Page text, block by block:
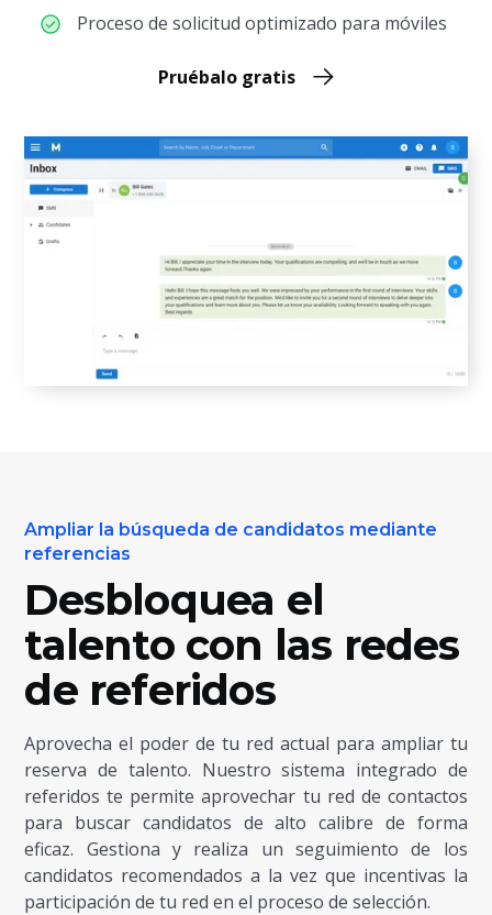
Proceso de solicitud optimizado para móviles
Pruébalo gratis
Ampliar la búsqueda de candidatos mediante
referencias
Desbloquea el
talento con las redes
de referidos
Aprovecha el poder de tu red actual para ampliar tu
reserva de talento. Nuestro sistema integrado de
referidos te permite aprovechar tu red de contactos
para buscar candidatos de alto calibre de forma
eficaz. Gestiona y realiza un seguimiento de los
candidatos recomendados a la vez que incentivas la
participación de tu red en el proceso de selección.